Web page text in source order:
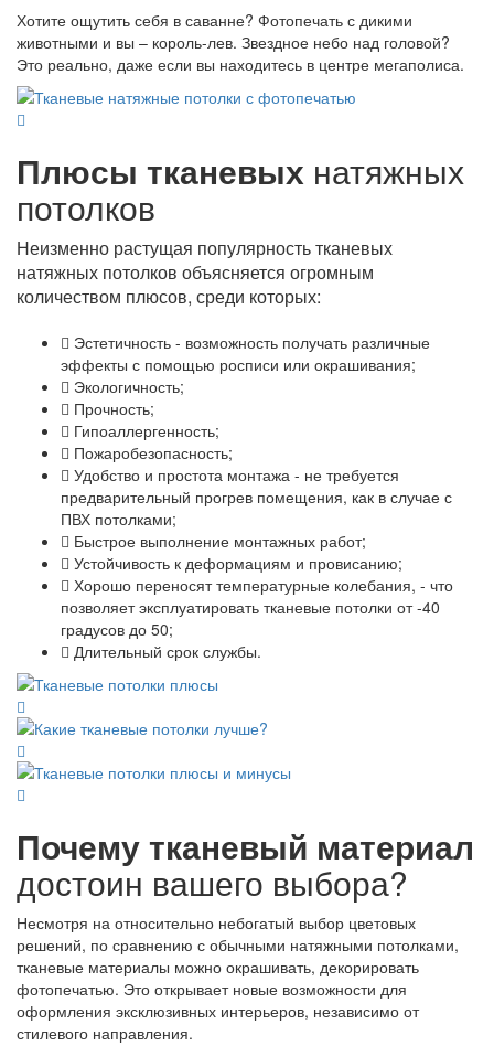
Хотите ощутить себя в саванне? Фотопечать с дикими
животными и вы – король-лев. Звездное небо над головой?
Это реально, даже если вы находитесь в центре мегаполиса.
Плюсы тканевых натяжных
потолков
Неизменно растущая популярность тканевых
натяжных потолков объясняется огромным
количеством плюсов, среди которых:
Эстетичность - возможность получать различные
эффекты с помощью росписи или окрашивания;
Экологичность;
Прочность;
Гипоаллергенность;
Пожаробезопасность;
Удобство и простота монтажа - не требуется
предварительный прогрев помещения, как в случае с
ПВХ потолками;
Быстрое выполнение монтажных работ;
Устойчивость к деформациям и провисанию;
Хорошо переносят температурные колебания, - что
позволяет эксплуатировать тканевые потолки от -40
градусов до 50;
Длительный срок службы.
Почему тканевый материал
достоин вашего выбора?
Несмотря на относительно небогатый выбор цветовых
решений, по сравнению с обычными натяжными потолками,
тканевые материалы можно окрашивать, декорировать
фотопечатью. Это открывает новые возможности для
оформления эксклюзивных интерьеров, независимо от
стилевого направления.